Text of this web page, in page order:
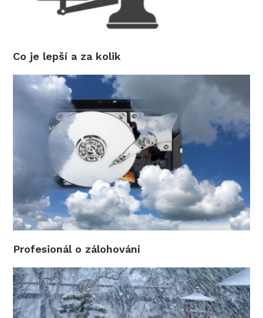
Co je lepší a za kolik
Profesionál o zálohování